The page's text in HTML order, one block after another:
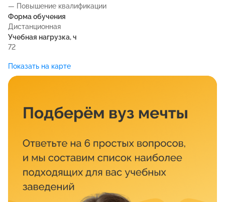
— Повышение квалификации
Форма обучения
Дистанционная
Учебная нагрузка, ч
72
Показать на карте